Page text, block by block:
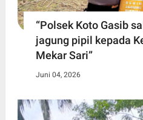
“Polsek Koto Gasib
jagung pipil kepada
Mekar Sari”
Juni 04, 2026